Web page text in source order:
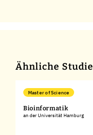
Ähnliche
Master of Science
Bioinformatik
an der Universität Hamburg